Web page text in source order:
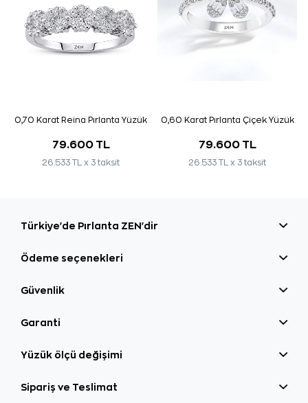
0,70 Karat Reina Pırlanta Yüzük
79.600 TL
26.533 TL x 3 taksit
0,60 Karat Pırlanta Çiçek Yüzük
79.600 TL
26.533 TL x 3 taksit
Türkiye'de Pırlanta ZEN'dir
Ödeme seçenekleri
Güvenlik
Garanti
Yüzük ölçü değişimi
Sipariş ve Teslimat